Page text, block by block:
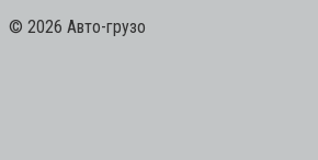
© 2026 Авто-грузо